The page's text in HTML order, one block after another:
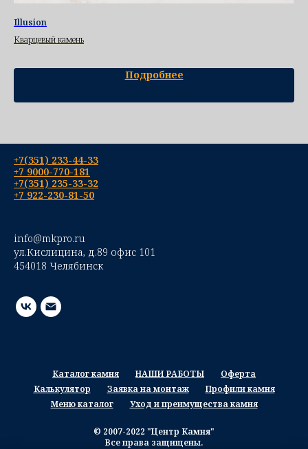
Illusion
Кварцевый камень
Подробнее
+7(351) 233-44-33
+7 9000-770-181
+7(351) 235-33-32
+7 922-230-81-50
info@mkpro.ru
ул.Кислицина, д.89 офис 101
454018 Челябинск
Каталог камня НАШИ РАБОТЫ
Оферта
Калькулятор
Заявка на монтаж
Профили камня
Меню каталог
Уход и преимущества камня
© 2007-2022 "Центр Камня"
Все права защищены.